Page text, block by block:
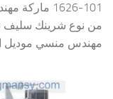
101-1626
مهندس منسي موديل الماكينة 101ماركة